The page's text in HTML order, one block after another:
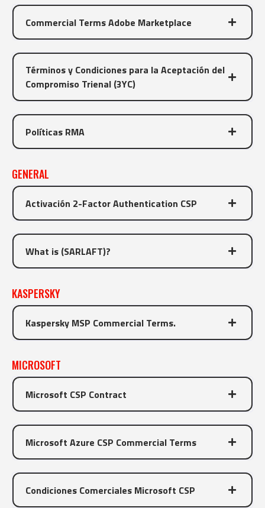
Commercial Terms Adobe Marketplace
Términos y Condiciones para la Aceptación del
Compromiso Trienal (3YC)
Políticas RMA
GENERAL
Activación 2-Factor Authentication CSP
What is (SARLAFT)?
KASPERSKY
Kaspersky MSP Commercial Terms.
MICROSOFT
Microsoft CSP Contract
Microsoft Azure CSP Commercial Terms
Condiciones Comerciales Microsoft CSP